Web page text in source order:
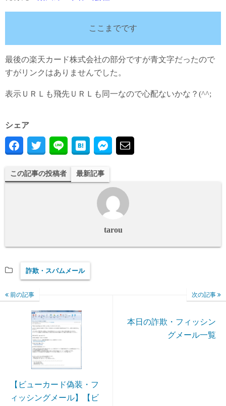
ここまでです
最後の楽天カード株式会社の部分ですが青文字だったので
すがリンクはありませんでした。
表示ＵＲＬも飛先ＵＲＬも同一なので心配ないかな？(^^;
シェア
この記事の投稿者 最新記事
tarou
詐欺・スパムメール
前の記事
【ビューカード偽装・フ
ィッシングメール】【ビ
次の記事
本日の詐欺・フィッシン
グメール一覧